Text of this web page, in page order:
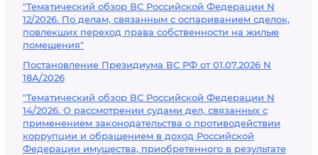
"Тематический обзор ВС Российской Федерации N
12/2026. По делам, связанным с оспариванием сделок,
повлекших переход права собственности на жилые
помещения"
Постановление Президиума ВС РФ от 01.07.2026 N
18А/2026
"Тематический обзор ВС Российской Федерации N
14/2026. О рассмотрении судами дел, связанных с
применением законодательства о противодействии
коррупции и обращением в доход Российской
Федерации имущества, приобретенного в результате